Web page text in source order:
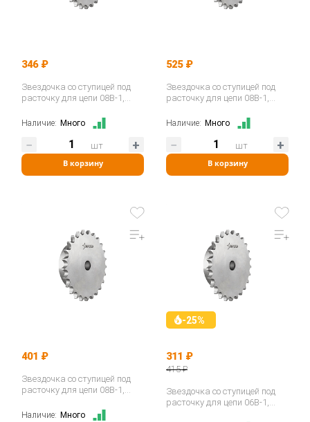
346 ₽
Звездочка со ступицей под
расточку для цепи 08B-1,
Наличие: Много
В корзину
шт
525 ₽
Звездочка со ступицей под
расточку для цепи 08B-1,
Наличие: Много
В корзину
шт
401 ₽
Звездочка со ступицей под
расточку для цепи 08B-1,
Наличие: Много
-25%
311 ₽
415 ₽
Звездочка со ступицей под
расточку для цепи 06B-1,